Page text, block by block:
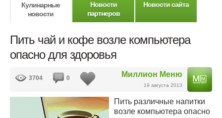
Кулинарные
новости
Новости
партнеров
Новости сайта
Пить чай и кофе возле компьютера
опасно для здоровья
Миллион Меню
19 августа 2013
3704 0
Пить различные напитки
возле компьютера опасно